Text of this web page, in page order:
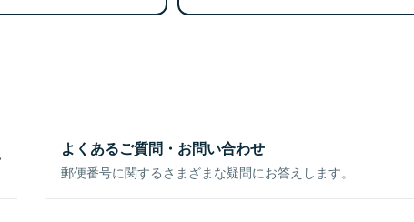
よくあるご質問・お問い合わせ
郵便番号に関するさまざまな疑問にお答えします。